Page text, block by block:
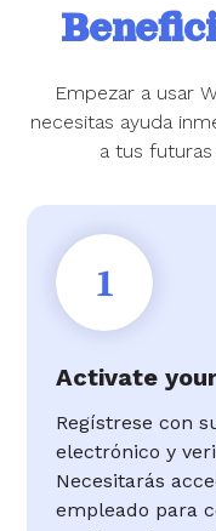
Empezar a usar
necesitas ayuda
a tus
1
Activate
Regístrese con
electrónico y
Necesitarás
empleado para